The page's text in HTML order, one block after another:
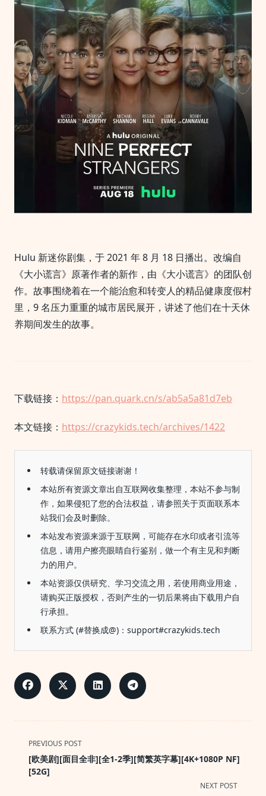
生
人]
[全
1-
2
季]
[中
文
幕]
[4K
DV
高
码
HDR]
[69G]
Hulu 新迷你剧集，于 2021 年 8 月 18 日播出。改编自
《大小谎言》原著作者的新作，由《大小谎言》的团队创
作。故事围绕着在一个能治愈和转变人的精品健康度假村
里，9 名压力重重的城市居民展开，讲述了他们在十天休
养期间发生的故事。
下载链接： https://pan.quark.cn/s/ab5a5a81d7eb
本文链接： https://crazykids.tech/archives/1422
转载请保留原文链接谢谢！
本站所有资源文章出自互联网收集整理，本站不参与制
作，如果侵犯了您的合法权益，请参照关于页面联系本
站我们会及时删除。
本站发布资源来源于互联网，可能存在水印或者引流等
信息，请用户擦亮眼睛自行鉴别，做一个有主见和判断
力的用户。
本站资源仅供研究、学习交流之用，若使用商业用途，
请购买正版授权，否则产生的一切后果将由下载用户自
行承担。
联系方式 (#替换成@)：support#crazykids.tech
<span
class="nav-
subtitle
PREVIOUS POST
[欧美剧][面目全非][全1-2季][简繁英字幕][4K+1080P NF]
[52G]
NEXT POST